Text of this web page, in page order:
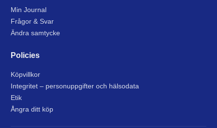
Min Journal
Frågor & Svar
Ändra samtycke
Policies
Köpvillkor
Integritet – personuppgifter och hälsodata
Etik
Ångra ditt köp